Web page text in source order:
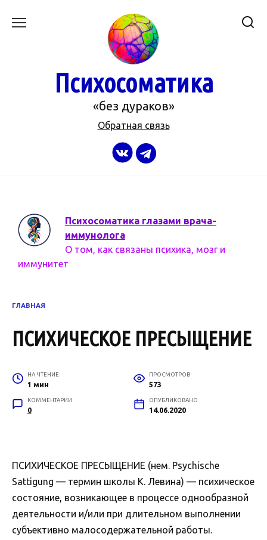
Психосоматика
«без дураков»
Обратная связь
Психосоматика глазами врача-
иммунолога
О том, как связаны психика, мозг и
иммунитет
ГЛАВНАЯ
ПСИХИЧЕСКОЕ ПРЕСЫЩЕНИЕ
НА ЧТЕНИЕ
1 мин
ПРОСМОТРОВ
573
КОММЕНТАРИИ
0
ОПУБЛИКОВАНО
14.06.2020
ПСИХИЧЕСКОЕ ПРЕСЫЩЕНИЕ (нем. Psychische
Sattigung — термин школы К. Левина) — психическое
состояние, возникающее в процессе однообразной
деятельности и/или при длительном выполнении
субъективно малосодержательной работы.